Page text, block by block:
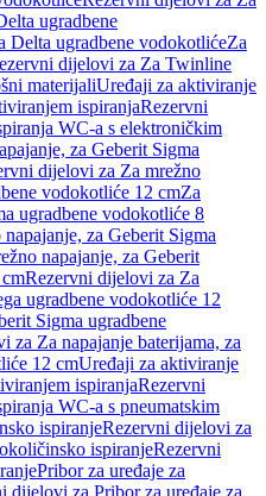
ugradbene
Delta ugradbene vodokotlićeZa
dijelovi za Za Twinline
materijaliUređaji za aktiviranje
ispiranjaRezervni
WC-a s elektroničkim
za Geberit Sigma
dijelovi za Za mrežno
vodokotliće 12 cmZa
ugradbene vodokotliće 8
za Geberit Sigma
napajanje, za Geberit
Rezervni dijelovi za Za
ugradbene vodokotliće 12
Sigma ugradbene
za Za napajanje baterijama, za
12 cmUređaji za aktiviranje
ispiranjaRezervni
WC-a s pneumatskim
ispiranjeRezervni dijelovi za
ispiranjeRezervni
Pribor za uređaje za
dijelovi za Pribor za uređaje za